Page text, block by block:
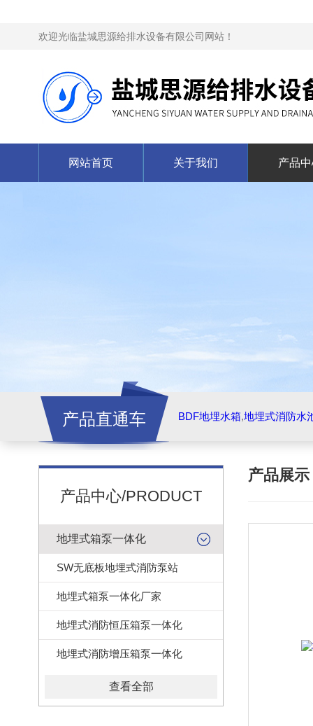
欢迎光临盐城思源给排水设备有限公司网站！
网站首页 关于我们 产品
产品直通车 BDF地埋水箱,地埋式消防水
产品中心/PRODUCT
地埋式箱泵一体化
SW无底板地埋式消防泵站
地埋式箱泵一体化厂家
地埋式消防恒压箱泵一体化
地埋式消防增压箱泵一体化
查看全部
产品展示